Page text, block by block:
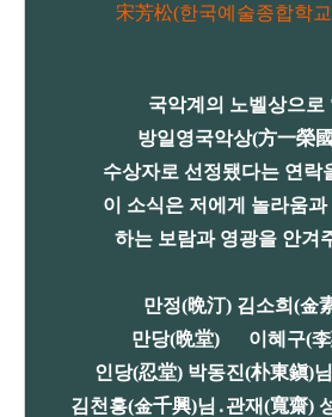
宋芳松(한국예술종합학
국악계의 노벨상으로
방일영국악상(方一榮
수상자로 선정됐다는 연락
이 소식은 저에게 놀라움
하는 보람과 영광을 안겨
만정(晩汀) 김소희(金
만당(晩堂) 이혜구(李
인당(忍堂) 박동진(朴東鎭)
김천흥(金千興)님․관재(寬齋)